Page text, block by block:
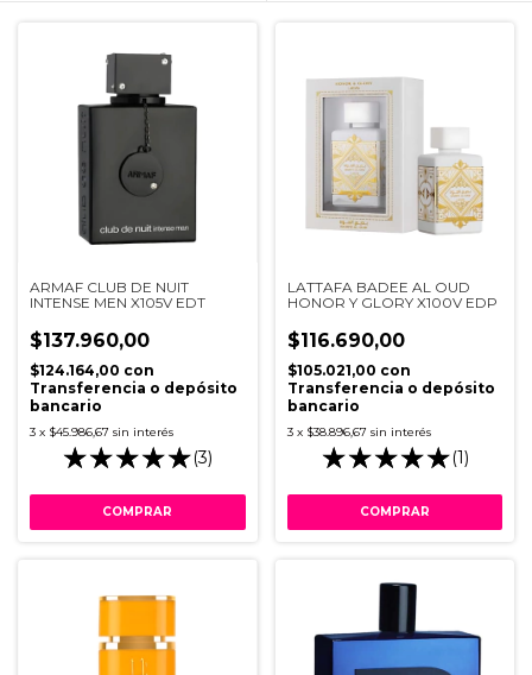
ARMAF CLUB DE NUIT
INTENSE MEN X105V EDT
$137.960,00
$124.164,00 con
Transferencia o depósito
bancario
3 x $45.986,67 sin interés
(3)
LATTAFA BADEE AL OUD
HONOR Y GLORY X100V EDP
$116.690,00
$105.021,00 con
Transferencia o depósito
bancario
3 x $38.896,67 sin interés
(1)